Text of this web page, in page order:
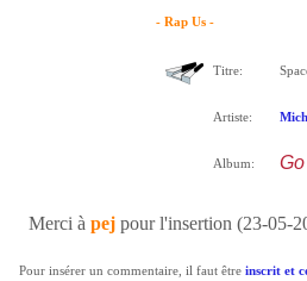
- Rap Us -
Titre:
Artiste:
Album:
Merci à pej pour l'insertion (23-05-
Pour insérer un commentaire, il faut être inscrit et